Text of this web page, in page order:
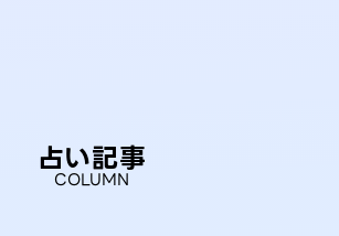
占い記事
COLUMN